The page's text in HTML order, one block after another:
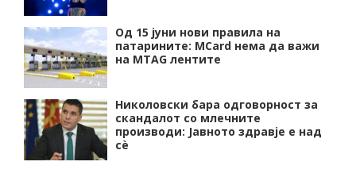
Од 15 јуни нови правила на
патарините: MCard нема да важи
на MTAG лентите
Николовски бара одговорност за
скандалот со млечните
производи: Јавното здравје е над
сѐ